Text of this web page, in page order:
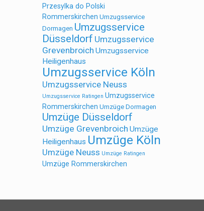
Przesylka do Polski
Rommerskirchen Umzugsservice
Dormagen Umzugsservice
Düsseldorf Umzugsservice
Grevenbroich Umzugsservice
Heiligenhaus
Umzugsservice Köln
Umzugsservice Neuss
Umzugsservice Ratingen Umzugsservice
Rommerskirchen Umzüge Dormagen
Umzüge Düsseldorf
Umzüge Grevenbroich Umzüge
Heiligenhaus Umzüge Köln
Umzüge Neuss Umzüge Ratingen
Umzüge Rommerskirchen